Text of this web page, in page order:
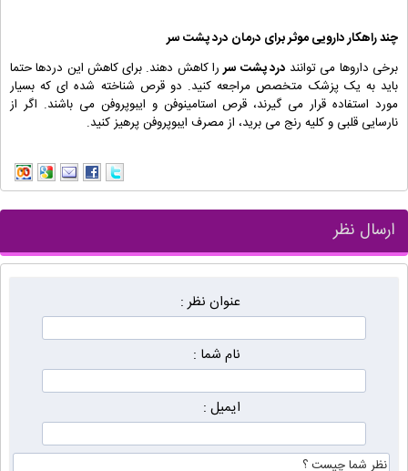
چند راهکار دارویی موثر برای درمان درد پشت سر
برخی داروها می توانند درد پشت سررا کاهش دهند. برای کاهش این دردها حتما
باید به یک پزشک متخصص مراجعه کنید. دو قرص شناخته شده ای که بسیار
مورد استفاده قرار می گیرند، قرص استامینوفن و ایبوپروفن می باشند. اگر از
نارسایی قلبی و کلیه رنج می برید، از مصرف ایبوپروفن پرهیز کنید.
ارسال نظر
عنوان نظر :
نام شما :
ایمیل :